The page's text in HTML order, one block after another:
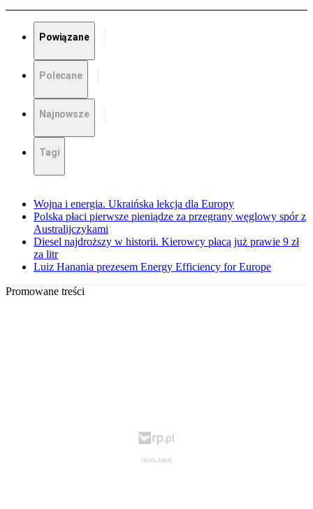
Powiązane
Polecane
Najnowsze
Tagi
Wojna i energia. Ukraińska lekcja dla Europy
Polska płaci pierwsze pieniądze za przegrany węglowy spór z
Australijczykami
Diesel najdroższy w historii. Kierowcy płacą już prawie 9 zł
za litr
Luiz Hanania prezesem Energy Efficiency for Europe
Promowane treści